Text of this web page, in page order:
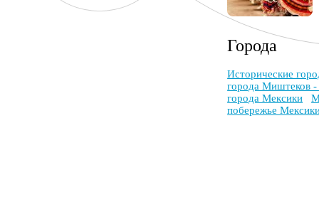
Города
Исторические
города Миштеков -
города Мексики
побережье